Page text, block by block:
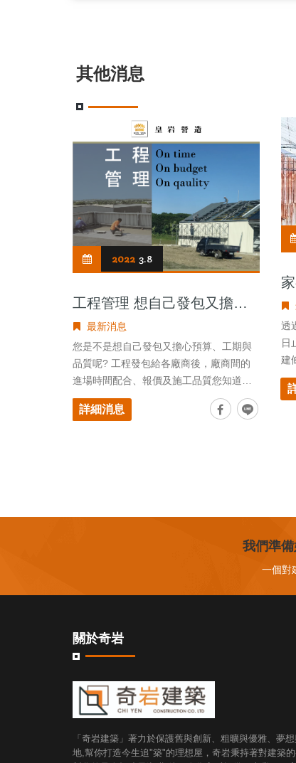
其他消息
工程管理 想自己發包又擔心
預算、工期與品質嗎?
2022 3.8
最新消息
您是不是想自己發包又擔心預算、工期與
品質呢? 工程發包給各廠商後，廠商間的
進場時間配合、報價及施工品質您知道這
之中的眉角嗎? 專業性的施工工法及產品
性質，您全部都了解嗎? 您知道您的每一
詳細消息
透
日
建
發
我們準
一個對
關於奇岩
「奇岩建築」著力於保護舊與創新、粗曠與優雅、夢
地,幫你打造今生追"築"的理想屋，奇岩秉持著對建築